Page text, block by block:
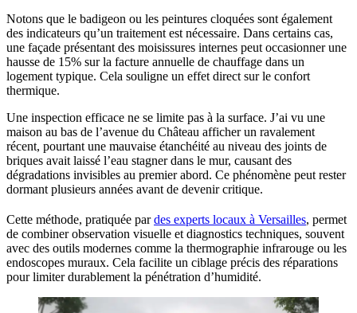
Notons que le badigeon ou les peintures cloquées sont également
des indicateurs qu’un traitement est nécessaire. Dans certains cas,
une façade présentant des moisissures internes peut occasionner une
hausse de 15% sur la facture annuelle de chauffage dans un
logement typique. Cela souligne un effet direct sur le confort
thermique.
Une inspection efficace ne se limite pas à la surface. J’ai vu une
maison au bas de l’avenue du Château afficher un ravalement
récent, pourtant une mauvaise étanchéité au niveau des joints de
briques avait laissé l’eau stagner dans le mur, causant des
dégradations invisibles au premier abord. Ce phénomène peut rester
dormant plusieurs années avant de devenir critique.
Cette méthode, pratiquée pardes experts locaux à Versailles, permet
de combiner observation visuelle et diagnostics techniques, souvent
avec des outils modernes comme la thermographie infrarouge ou les
endoscopes muraux. Cela facilite un ciblage précis des réparations
pour limiter durablement la pénétration d’humidité.